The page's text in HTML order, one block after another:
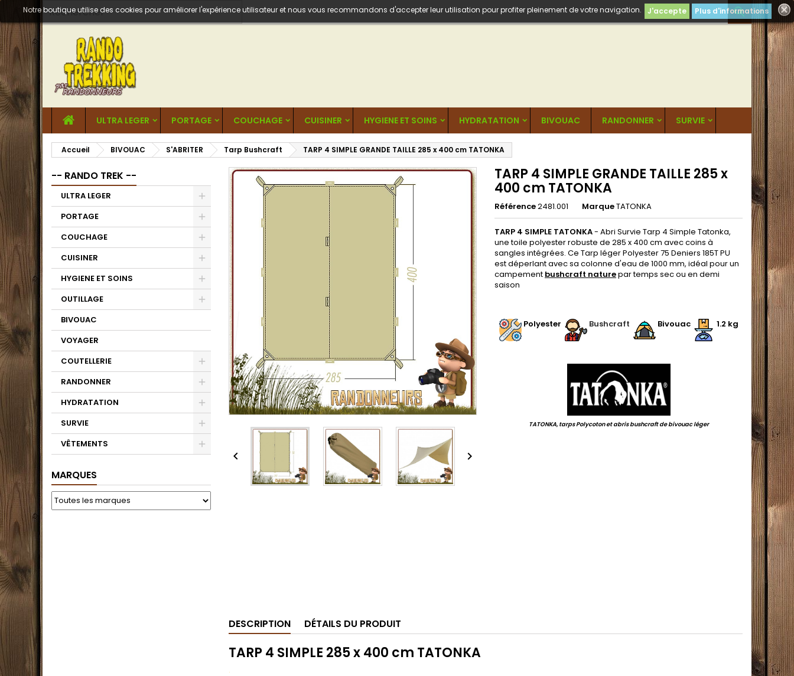

Notre boutique utilise des cookies pour améliorer l'expérience utilisateur et nous vous recommandons d'accepter leur utilisation pour profiter pleinement de votre navigation. J'accepte Plus d'informations
ULTRA LEGER PORTAGE COUCHAGE CUISINER HYGIENE ET SOINS HYDRATATION BIVOUAC RANDONNER SURVIE
Accueil BIVOUAC S'ABRITER Tarp Bushcraft TARP 4 SIMPLE GRANDE TAILLE 285 x 400 cm TATONKA
-- RANDO TREK --
ULTRA LEGER
PORTAGE
COUCHAGE
CUISINER
HYGIENE ET SOINS
OUTILLAGE
BIVOUAC
VOYAGER
COUTELLERIE
RANDONNER
HYDRATATION
SURVIE
VÊTEMENTS
MARQUES
 
TARP 4 SIMPLE GRANDE TAILLE 285 x
400 cm TATONKA
Référence2481.001 MarqueTATONKA
TARP 4 SIMPLE TATONKA- Abri Survie Tarp 4 Simple Tatonka,
une toile polyester robuste de 285 x 400 cm avec coins à
sangles intégrées. Ce Tarp léger Polyester 75 Deniers 185T PU
est déperlant avec sa colonne d'eau de 1000 mm, idéal pour un
campement bushcraft naturepar temps sec ou en demi
saison
Polyester
Bushcraft Bivouac 1.2 kg
TATONKA, tarps Polycoton et abris bushcraft de bivouac léger
DESCRIPTION DÉTAILS DU PRODUIT
TARP 4 SIMPLE 285 x 400 cm TATONKA
.